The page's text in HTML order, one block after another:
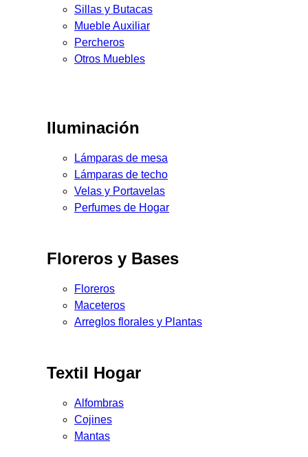
Sillas y Butacas
Mueble Auxiliar
Percheros
Otros Muebles
Iluminación
Lámparas de mesa
Lámparas de techo
Velas y Portavelas
Perfumes de Hogar
Floreros y Bases
Floreros
Maceteros
Arreglos florales y Plantas
Textil Hogar
Alfombras
Cojines
Mantas